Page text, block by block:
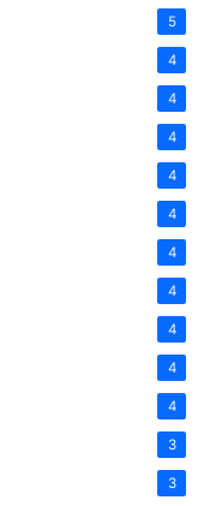
5
4
4
4
4
4
4
4
4
4
4
3
3